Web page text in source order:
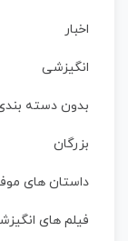
اخبار
انگیزشی
بدون دسته
بزرگان
داستان‌ های
فیلم های